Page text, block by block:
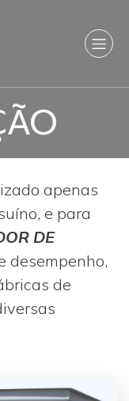
apenas
e para
DE
desempenho,
de